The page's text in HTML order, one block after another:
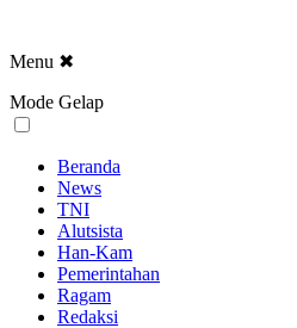
Menu ✖
Mode Gelap
Beranda
News
TNI
Alutsista
Han-Kam
Pemerintahan
Ragam
Redaksi